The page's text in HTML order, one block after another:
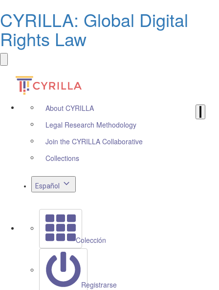
CYRILLA: Global Digital
Rights Law
About CYRILLA
Legal Research Methodology
Join the CYRILLA Collaborative
Collections
Español
Colección
Registrarse